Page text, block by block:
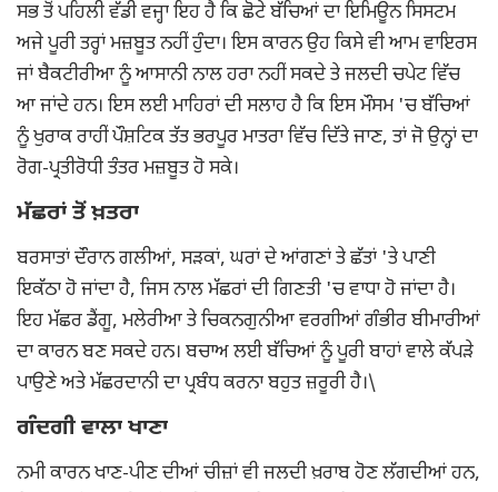
ਸਭ ਤੋਂ ਪਹਿਲੀ ਵੱਡੀ ਵਜ੍ਹਾ ਇਹ ਹੈ ਕਿ ਛੋਟੇ ਬੱਚਿਆਂ ਦਾ ਇਮਿਊਨ ਸਿਸਟਮ
ਅਜੇ ਪੂਰੀ ਤਰ੍ਹਾਂ ਮਜ਼ਬੂਤ ਨਹੀਂ ਹੁੰਦਾ। ਇਸ ਕਾਰਨ ਉਹ ਕਿਸੇ ਵੀ ਆਮ ਵਾਇਰਸ
ਜਾਂ ਬੈਕਟੀਰੀਆ ਨੂੰ ਆਸਾਨੀ ਨਾਲ ਹਰਾ ਨਹੀਂ ਸਕਦੇ ਤੇ ਜਲਦੀ ਚਪੇਟ ਵਿੱਚ
ਆ ਜਾਂਦੇ ਹਨ। ਇਸ ਲਈ ਮਾਹਿਰਾਂ ਦੀ ਸਲਾਹ ਹੈ ਕਿ ਇਸ ਮੌਸਮ 'ਚ ਬੱਚਿਆਂ
ਨੂੰ ਖੁਰਾਕ ਰਾਹੀਂ ਪੌਸ਼ਟਿਕ ਤੱਤ ਭਰਪੂਰ ਮਾਤਰਾ ਵਿੱਚ ਦਿੱਤੇ ਜਾਣ, ਤਾਂ ਜੋ ਉਨ੍ਹਾਂ ਦਾ
ਰੋਗ-ਪ੍ਰਤੀਰੋਧੀ ਤੰਤਰ ਮਜ਼ਬੂਤ ਹੋ ਸਕੇ।
ਮੱਛਰਾਂ ਤੋਂ ਖ਼ਤਰਾ
ਬਰਸਾਤਾਂ ਦੌਰਾਨ ਗਲੀਆਂ, ਸੜਕਾਂ, ਘਰਾਂ ਦੇ ਆਂਗਣਾਂ ਤੇ ਛੱਤਾਂ 'ਤੇ ਪਾਣੀ
ਇਕੱਠਾ ਹੋ ਜਾਂਦਾ ਹੈ, ਜਿਸ ਨਾਲ ਮੱਛਰਾਂ ਦੀ ਗਿਣਤੀ 'ਚ ਵਾਧਾ ਹੋ ਜਾਂਦਾ ਹੈ।
ਇਹ ਮੱਛਰ ਡੈਂਗੂ, ਮਲੇਰੀਆ ਤੇ ਚਿਕਨਗੁਨੀਆ ਵਰਗੀਆਂ ਗੰਭੀਰ ਬੀਮਾਰੀਆਂ
ਦਾ ਕਾਰਨ ਬਣ ਸਕਦੇ ਹਨ। ਬਚਾਅ ਲਈ ਬੱਚਿਆਂ ਨੂੰ ਪੂਰੀ ਬਾਹਾਂ ਵਾਲੇ ਕੱਪੜੇ
ਪਾਉਣੇ ਅਤੇ ਮੱਛਰਦਾਨੀ ਦਾ ਪ੍ਰਬੰਧ ਕਰਨਾ ਬਹੁਤ ਜ਼ਰੂਰੀ ਹੈ।\
ਗੰਦਗੀ ਵਾਲਾ ਖਾਣਾ
ਨਮੀ ਕਾਰਨ ਖਾਣ-ਪੀਣ ਦੀਆਂ ਚੀਜ਼ਾਂ ਵੀ ਜਲਦੀ ਖ਼ਰਾਬ ਹੋਣ ਲੱਗਦੀਆਂ ਹਨ,